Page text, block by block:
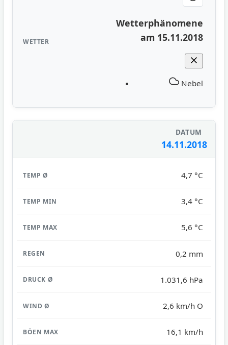
Wetterphänomene
am 15.11.2018
Nebel
14.11.2018
4,7 °C
3,4 °C
5,6 °C
0,2 mm
1.031,6 hPa
2,6 km/h O
16,1 km/h